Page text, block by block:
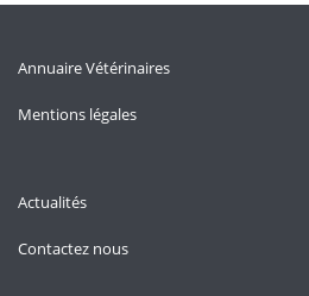
Annuaire Vétérinaires
Mentions légales
Actualités
Contactez nous